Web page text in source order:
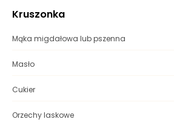
Kruszonka
Mąka migdałowa lub pszenna
Masło
Cukier
Orzechy laskowe